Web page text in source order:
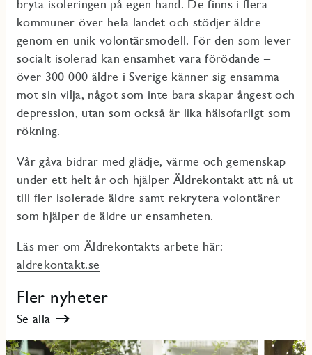
bryta isoleringen på egen hand. De finns i flera
kommuner över hela landet och stödjer äldre
genom en unik volontärsmodell. För den som lever
socialt isolerad kan ensamhet vara förödande –
över 300 000 äldre i Sverige känner sig ensamma
mot sin vilja, något som inte bara skapar ångest och
depression, utan som också är lika hälsofarligt som
rökning.
Vår gåva bidrar med glädje, värme och gemenskap
under ett helt år och hjälper Äldrekontakt att nå ut
till fler isolerade äldre samt rekrytera volontärer
som hjälper de äldre ur ensamheten.
Läs mer om Äldrekontakts arbete här:
aldrekontakt.se
Fler nyheter
Se alla